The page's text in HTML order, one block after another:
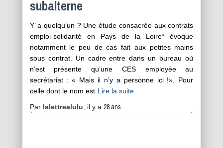
subalterne
Y’ a quelqu’un ? Une étude consacrée aux contrats
emploi-solidarité en Pays de la Loire* évoque
notamment le peu de cas fait aux petites mains
sous contrat. Un cadre entre dans un bureau où
n’est présente qu’une CES employée au
secrétariat : « Mais il n’y a personne ici !». Pour
celle dont le nom est Lire la suite
Par lalettrealulu, il y a 28 ans